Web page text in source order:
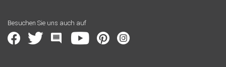
Besuchen Sie uns auch auf